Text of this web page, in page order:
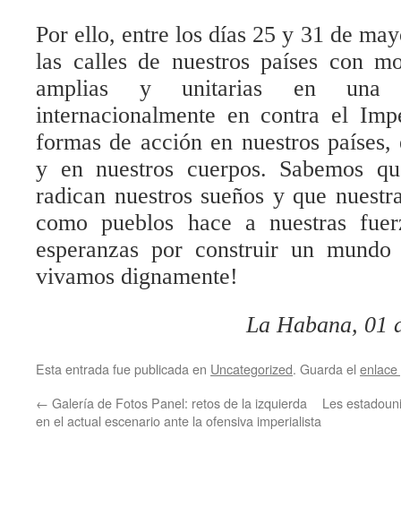
Por ello, entre los días 25 y 31 de
las calles de nuestros países con
amplias y unitarias en una
internacionalmente en contra el
formas de acción en nuestros
y en nuestros cuerpos. Sabemos
radican nuestros sueños y que
como pueblos hace a nuestras
esperanzas por construir un
vivamos dignamente!
La Habana, 01
Esta entrada fue publicada en Uncategorized. Guarda el
← Galería de Fotos Panel: retos de la izquierda
en el actual escenario ante la ofensiva imperialista
Les